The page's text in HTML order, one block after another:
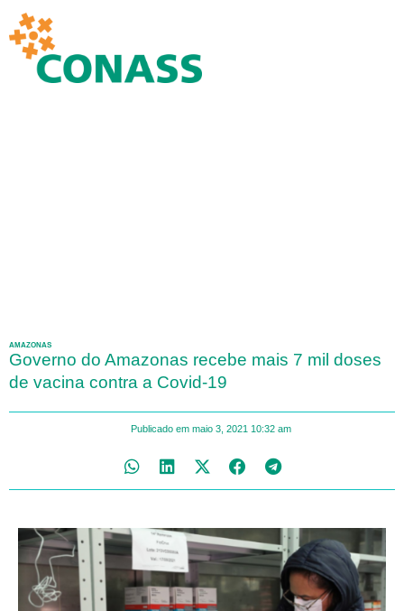
AMAZONAS
Governo do Amazonas recebe mais 7 mil doses
de vacina contra a Covid-19
Publicado em maio 3, 2021 10:32 am